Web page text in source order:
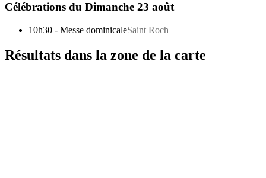
Célébrations du Dimanche 23 août
10h30 - Messe dominicaleSaint Roch
Résultats dans la zone de la carte